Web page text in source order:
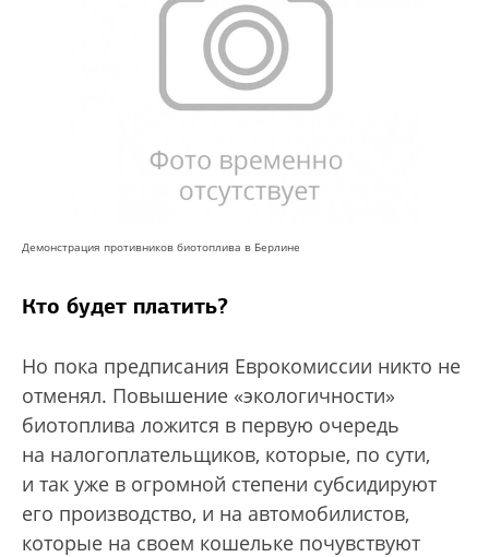
Демонстрация противников биотоплива в Берлине
Кто будет платить?
Но пока предписания Еврокомиссии никто не
отменял. Повышение «экологичности»
биотоплива ложится в первую очередь
на налогоплательщиков, которые, по сути,
и так уже в огромной степени субсидируют
его производство, и на автомобилистов,
которые на своем кошельке почувствуют